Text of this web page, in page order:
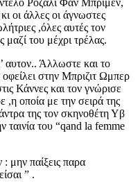
οι άλλες οι άγνωστες
,όλες αυτές τον
μαζί του μέχρι τρέλας.
αυτον.. Άλλωστε και το
στην Μπριζιτ Ωμπερ
Κάννες και τον γνώρισε
,η οποία με την σειρά της
της τον σκηνοθέτη Υβ
ταινία του “qand la femme
μην παίξεις παρα
” .